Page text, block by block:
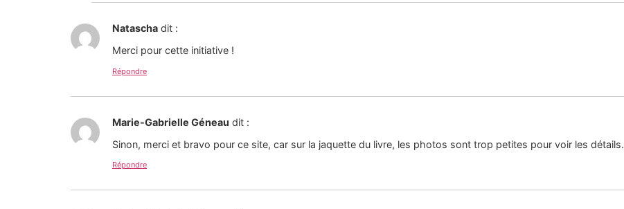
Natascha dit :
Merci pour cette initiative !
Répondre
Marie-Gabrielle Géneau dit :
Sinon, merci et bravo pour ce site, car sur la jaquette du livre, les photos sont trop petites pour voir les détails.
Répondre